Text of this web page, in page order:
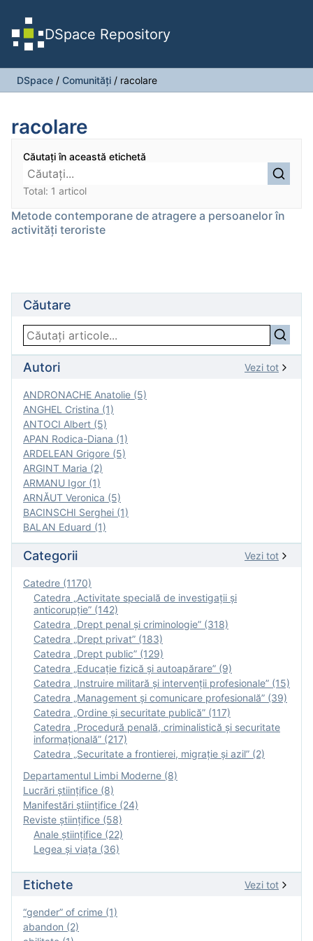
DSpace Repository
DSpace / Comunități / racolare
racolare
Căutați în această etichetă
Total: 1 articol
Metode contemporane de atragere a persoanelor în
activități teroriste
Căutare
Autori Vezi tot
ANDRONACHE Anatolie (5)
ANGHEL Cristina (1)
ANTOCI Albert (5)
APAN Rodica-Diana (1)
ARDELEAN Grigore (5)
ARGINT Maria (2)
ARMANU Igor (1)
ARNĂUT Veronica (5)
BACINSCHI Serghei (1)
BALAN Eduard (1)
Categorii Vezi tot
Catedre (1170)
Catedra „Activitate specială de investigaţii şi
anticorupție” (142)
Catedra „Drept penal și criminologie” (318)
Catedra „Drept privat” (183)
Catedra „Drept public” (129)
Catedra „Educație fizică şi autoapărare” (9)
Catedra „Instruire militară şi intervenţii profesionale” (15)
Catedra „Management și comunicare profesională” (39)
Catedra „Ordine și securitate publică” (117)
Catedra „Procedură penală, criminalistică și securitate
informațională” (217)
Catedra „Securitate a frontierei, migrație și azil” (2)
Departamentul Limbi Moderne (8)
Lucrări științifice (8)
Manifestări ştiinţifice (24)
Reviste ştiinţifice (58)
Anale ştiinţifice (22)
Legea şi viaţa (36)
Etichete Vezi tot
“gender” of crime (1)
abandon (2)